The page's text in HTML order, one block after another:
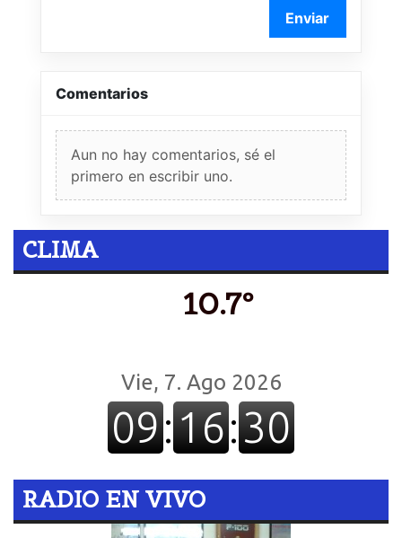
Enviar
Comentarios
Aun no hay comentarios, sé el
primero en escribir uno.
CLIMA
10.7º
RADIO EN VIVO